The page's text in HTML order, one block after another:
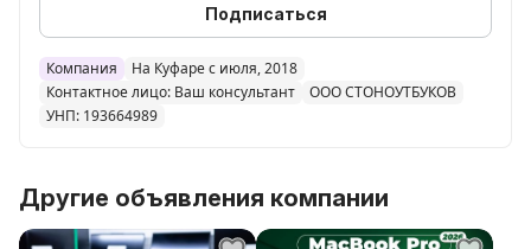
Подписаться
Компания
На Куфаре с июля, 2018
Контактное лицо: Ваш консультант
ООО СТОНОУТБУКОВ
УНП: 193664989
Другие объявления компании